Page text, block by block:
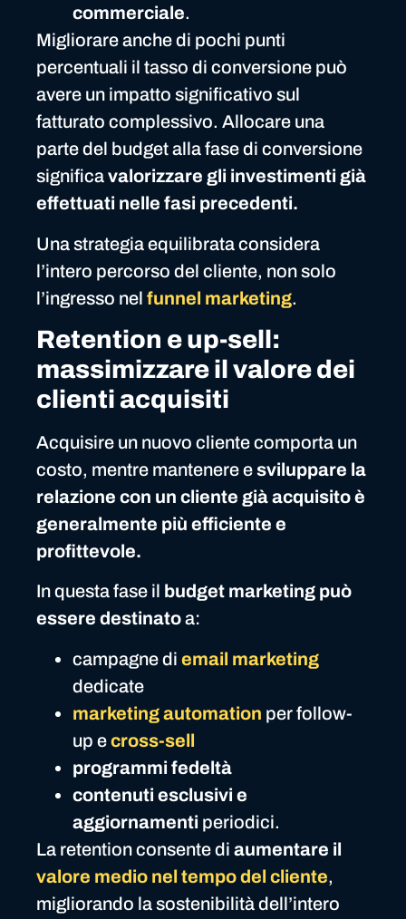
commerciale.
Migliorare anche di pochi punti
percentuali il tasso di conversione può
avere un impatto significativo sul
fatturato complessivo. Allocare una
parte del budget alla fase di conversione
significavalorizzare gli investimenti già
effettuati nelle fasi precedenti.
Una strategia equilibrata considera
l’intero percorso del cliente, non solo
l’ingresso nel funnel marketing.
Retention e up-sell:
massimizzare il valore dei
clienti acquisiti
Acquisire un nuovo cliente comporta un
costo, mentre mantenere esviluppare la
relazione con un cliente già acquisito è
generalmente più efficiente e
profittevole.
In questa fase il budget marketing può
essere destinatoa:
campagne di email marketing
dedicate
marketing automation per follow-
up ecross-sell
programmi fedeltà
contenuti esclusivi e
aggiornamenti periodici.
La retention consente di aumentare il
valore medio nel tempo del cliente,
migliorando la sostenibilità dell’intero